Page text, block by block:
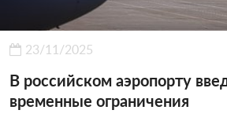
23/11/2025
В российском аэропорту
временные ограничения